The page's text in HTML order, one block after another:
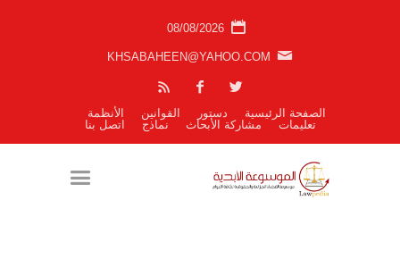
08/08/2026
KHSABAHEEN@YAHOO.COM
الصفحة الرئيسية دستور القوانين
الأنظمة
تعليمات
مشاركة الأبحاث نماذج اتصل بنا